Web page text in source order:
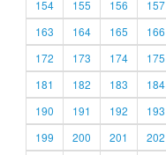
154
155 156 157
163
164 165 166
172
173 174 175
181
182 183 184
190
191 192 193
199
200 201 202